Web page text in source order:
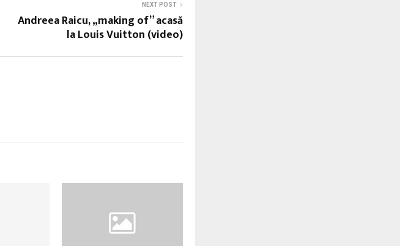
NEXT POST
Andreea Raicu, „making of” acasă
la Louis Vuitton (video)